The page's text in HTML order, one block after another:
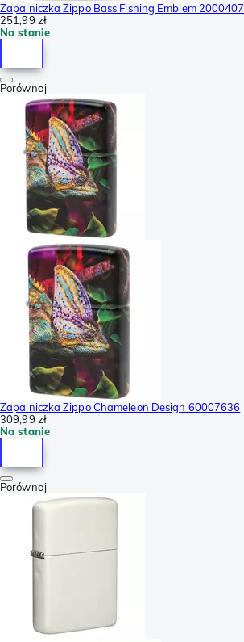
Zapalniczka Zippo Bass Fishing Emblem 2000407
251,99 zł
Na stanie
Porównaj
Zapalniczka Zippo Chameleon Design 60007636
309,99 zł
Na stanie
Porównaj